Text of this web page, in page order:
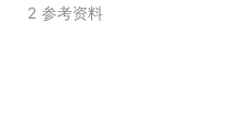
2 参考资料